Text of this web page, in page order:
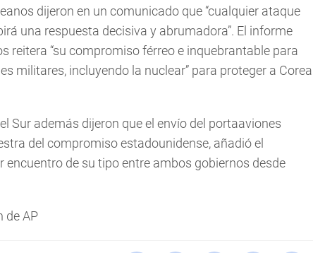
dijeron en un comunicado que “cualquier ataque
una respuesta decisiva y abrumadora”. El informe
reitera “su compromiso férreo e inquebrantable para
militares, incluyendo la nuclear” para proteger a Corea
Sur además dijeron que el envío del portaaviones
del compromiso estadounidense, añadió el
encuentro de su tipo entre ambos gobiernos desde
de AP